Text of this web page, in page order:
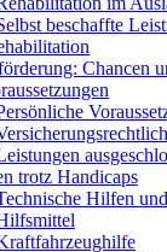
beschaffte
Chancen
trotz Handicaps
Hilfen